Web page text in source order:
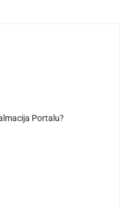
Portalu?